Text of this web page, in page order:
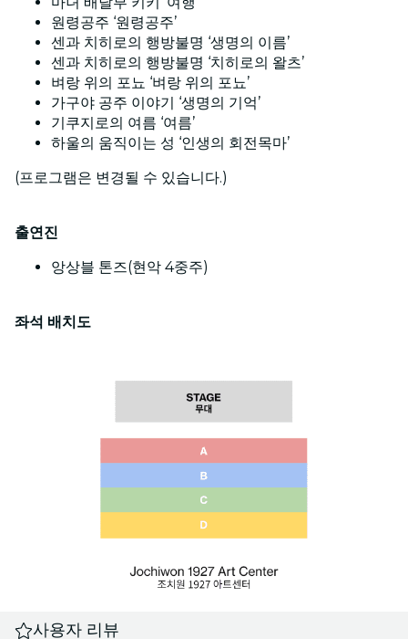
원령공주 ‘원령공주’
센과 치히로의 행방불명 ‘생명의 이름’
센과 치히로의 행방불명 ‘치히로의 왈츠’
벼랑 위의 포뇨 ‘벼랑 위의 포뇨’
가구야 공주 이야기 ‘생명의 기억’
기쿠지로의 여름 ‘여름’
하울의 움직이는 성 ‘인생의 회전목마’
(프로그램은 변경될 수 있습니다.)
출연진
앙상블 톤즈(현악 4중주)
좌석 배치도
사용자 리뷰